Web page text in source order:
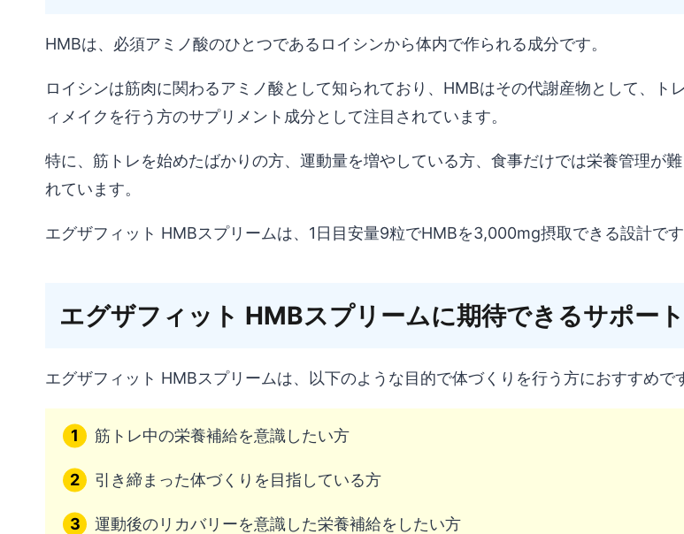
HMBは、必須アミノ酸のひとつであるロイシンから体内で作られる成分です。
ロイシンは筋肉に関わるアミノ酸として知られており、HMBはその代謝産物として、ト
ィメイクを行う方のサプリメント成分として注目されています。
特に、筋トレを始めたばかりの方、運動量を増やしている方、食事だけでは栄養管理が
れています。
エグザフィット HMBスプリームは、1日目安量9粒でHMBを3,000mg摂取できる設計です
エグザフィット HMBスプリームに期待できるサポート
エグザフィット HMBスプリームは、以下のような目的で体づくりを行う方におすすめで
筋トレ中の栄養補給を意識したい方
引き締まった体づくりを目指している方
運動後のリカバリーを意識した栄養補給をしたい方